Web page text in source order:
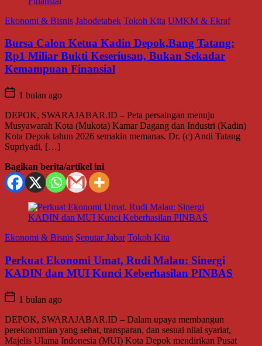
Ekonomi & Bisnis Jabodetabek Tokoh Kita UMKM & Ekraf
Bursa Calon Ketua Kadin Depok,Bang Tatang:
Rp1 Miliar Bukti Keseriusan, Bukan Sekadar
Kemampuan Finansial
1 bulan ago
DEPOK, SWARAJABAR.ID – Peta persaingan menuju
Musyawarah Kota (Mukota) Kamar Dagang dan Industri (Kadin)
Kota Depok tahun 2026 semakin memanas. Dr. (c) Andi Tatang
Supriyadi, […]
Bagikan berita/artikel ini
Ekonomi & Bisnis Seputar Jabar Tokoh Kita
Perkuat Ekonomi Umat, Rudi Malau: Sinergi
KADIN dan MUI Kunci Keberhasilan PINBAS
1 bulan ago
DEPOK, SWARAJABAR.ID – Dalam upaya membangun
perekonomian yang sehat, transparan, dan sesuai nilai syariat,
Majelis Ulama Indonesia (MUI) Kota Depok mendirikan Pusat